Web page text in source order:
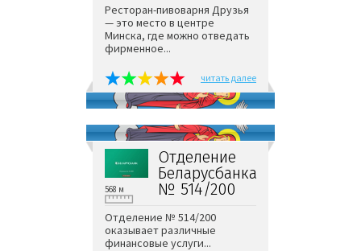
Ресторан-пивоварня Друзья
— это место в центре
Минска, где можно отведать
фирменное...
читать далее
Отделение
Беларусбанка
№ 514/200
568 м
Отделение № 514/200
оказывает различные
финансовые услуги...